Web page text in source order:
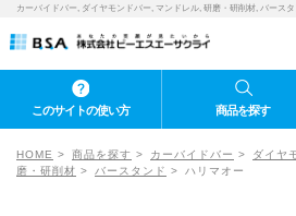
カーバイドバー, ダイヤモンドバー, マンドレル, 研磨・研削材, バース
このサイトの使い方 商品を探す
HOME 商品を探す カーバイドバー ダイヤ
磨・研削材
バースタンド ハリマオー